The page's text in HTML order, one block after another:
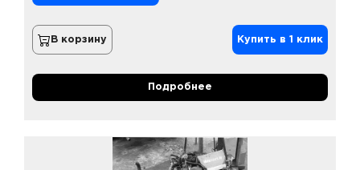
В корзину Купить в 1 клик
Подробнее